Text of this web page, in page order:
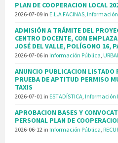
PLAN DE COOPERACION LOCAL
2026-07-09 in E.L.A FACINAS,
ADMISIÓN A TRÁMITE DEL
CENTRO DOCENTE, CON
JOSÉ DEL VALLE, POLÍGONO 16,
2026-07-06 in Información Pública,
ANUNCIO PUBLICACION
PRUEBA DE APTITUD PERMISO
TAXIS
2026-07-01 in ESTADÍSTICA, Información
APROBACION BASES Y
PERSONAL PLAN DE
2026-06-12 in Información Pública,